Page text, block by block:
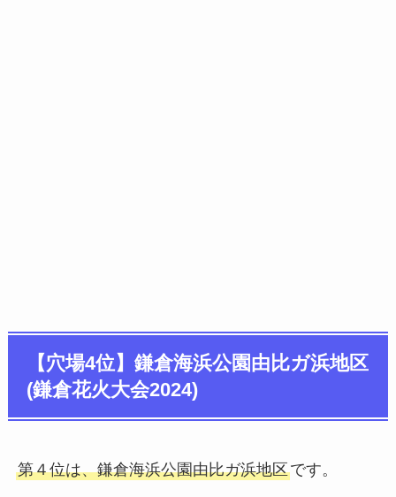
【穴場4位】鎌倉海浜公園由比ガ浜地区
(鎌倉花火大会2024)
第４位は、鎌倉海浜公園由比ガ浜地区です。